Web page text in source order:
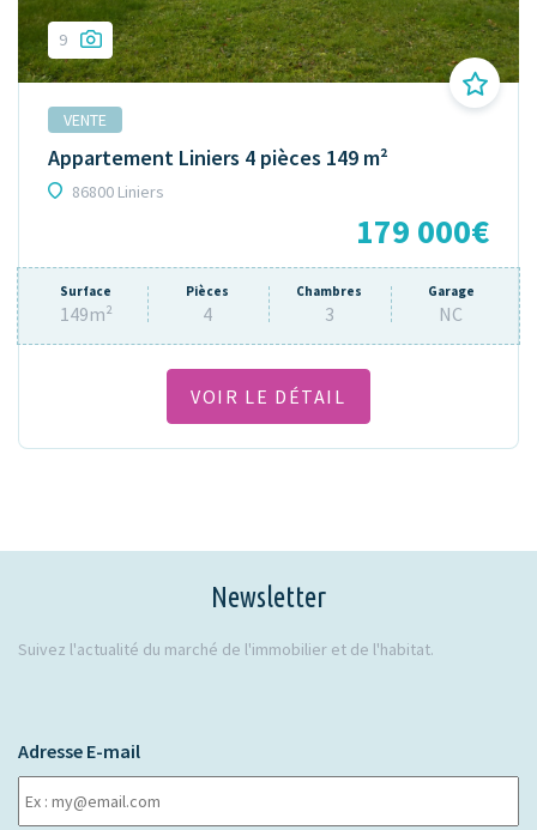
9
VENTE
Appartement Liniers 4 pièces 149 m²
86800 Liniers
179 000€
Surface
149m²
Pièces
4
Chambres
3
Garage
NC
VOIR LE DÉTAIL
Newsletter
Suivez l'actualité du marché de l'immobilier et de l'habitat.
Adresse E-mail